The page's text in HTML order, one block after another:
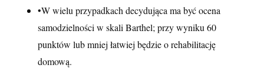
•W wielu przypadkach decydująca ma być ocena
samodzielności w skali Barthel; przy wyniku 60
punktów lub mniej łatwiej będzie o rehabilitację
domową.